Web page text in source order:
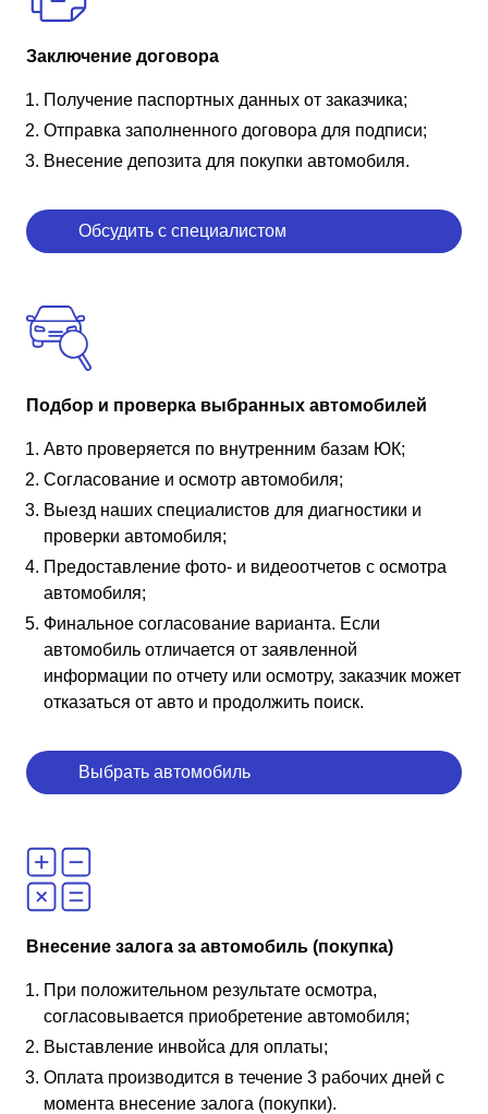
Заключение договора
Получение паспортных данных от заказчика;
Отправка заполненного договора для подписи;
Внесение депозита для покупки автомобиля.
Обсудить с специалистом
Подбор и проверка выбранных автомобилей
Авто проверяется по внутренним базам ЮК;
Согласование и осмотр автомобиля;
Выезд наших специалистов для диагностики и
проверки автомобиля;
Предоставление фото- и видеоотчетов с осмотра
автомобиля;
Финальное согласование варианта. Если
автомобиль отличается от заявленной
информации по отчету или осмотру, заказчик может
отказаться от авто и продолжить поиск.
Выбрать автомобиль
Внесение залога за автомобиль (покупка)
При положительном результате осмотра,
согласовывается приобретение автомобиля;
Выставление инвойса для оплаты;
Оплата производится в течение 3 рабочих дней с
момента внесение залога (покупки).